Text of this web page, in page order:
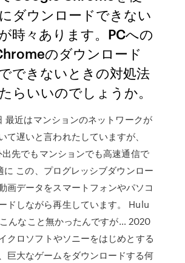
ダウンロードできない
時々あります。PCへの
のダウンロード
できないときの対処法
らいいのでしょうか。
最近はマンションのネットワークが
て遅いと言われたしていますが、
先でもマンションでも高速通信で
に この、プログレッシブダウンロー
画データをスマートフォンやパソコ
ドしながら再生しています。 Hulu
んなこと無かったんですが… 2020
クロソフトやソニーをはじめとする
巨大なゲームをダウンロードする何